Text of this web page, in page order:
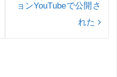
ョンYouTubeで公開さ
れた